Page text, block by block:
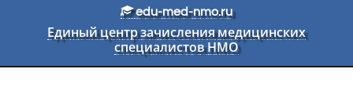
Перейти к основному текстуedu-med-nmo.ru
Единый центр зачисления медицинских
специалистов НМО